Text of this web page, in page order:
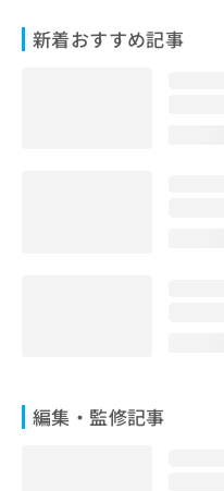
新着おすすめ記事
編集・監修記事
問